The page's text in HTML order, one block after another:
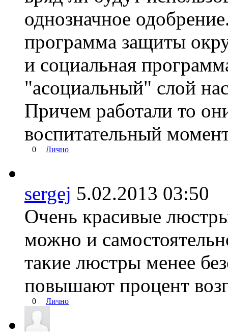
однозначное
программа защиты
и социальная
"асоциальный" слой
Причем работали то
воспитательный
0 Лично
sergej 5.02.2013
Очень красивые
можно и
такие люстры менее
повышают процент
0 Лично